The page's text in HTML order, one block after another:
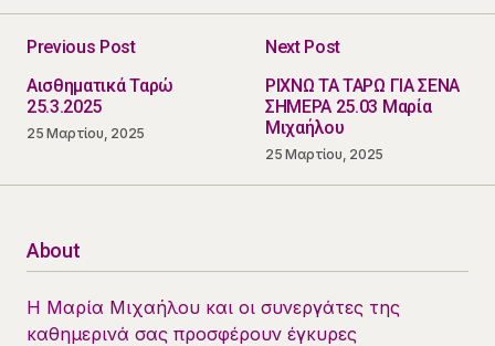
Previous Post
Αισθηματικά Ταρώ
25.3.2025
25 Μαρτίου, 2025
Next Post
ΡΙΧΝΩ ΤΑ ΤΑΡΩ ΓΙΑ ΣΕΝΑ
ΣΗΜΕΡΑ 25.03 Μαρία
Μιχαήλου
25 Μαρτίου, 2025
About
Η Μαρία Μιχαήλου και οι συνεργάτες της
καθημερινά σας προσφέρουν έγκυρες